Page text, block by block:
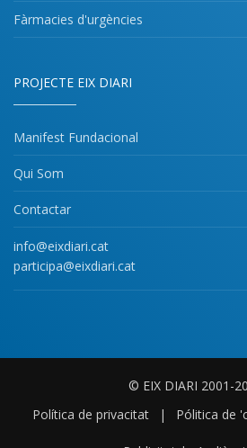
Fàrmacies d'urgències
PROJECTE EIX DIARI
Manifest Fundacional
Qui Som
Contactar
info@eixdiari.cat
participa@eixdiari.cat
© EIX DIARI 2001-
Política de privacitat
| Pólitica de